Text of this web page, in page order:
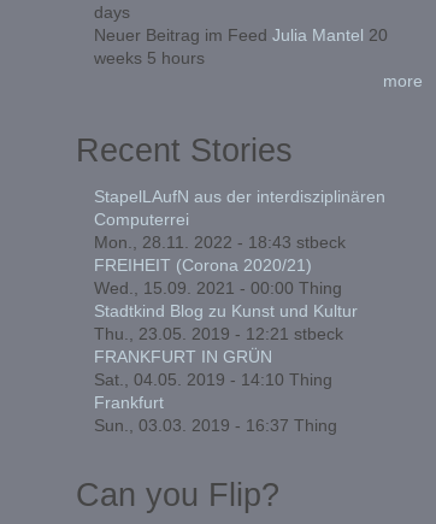
days
Neuer Beitrag im Feed Julia Mantel 20
weeks 5 hours
more
Recent Stories
StapelLAufN aus der interdisziplinären
Computerrei
Mon., 28.11. 2022 - 18:43 stbeck
FREIHEIT (Corona 2020/21)
Wed., 15.09. 2021 - 00:00 Thing
Stadtkind Blog zu Kunst und Kultur
Thu., 23.05. 2019 - 12:21 stbeck
FRANKFURT IN GRÜN
Sat., 04.05. 2019 - 14:10 Thing
Frankfurt
Sun., 03.03. 2019 - 16:37 Thing
Can you Flip?